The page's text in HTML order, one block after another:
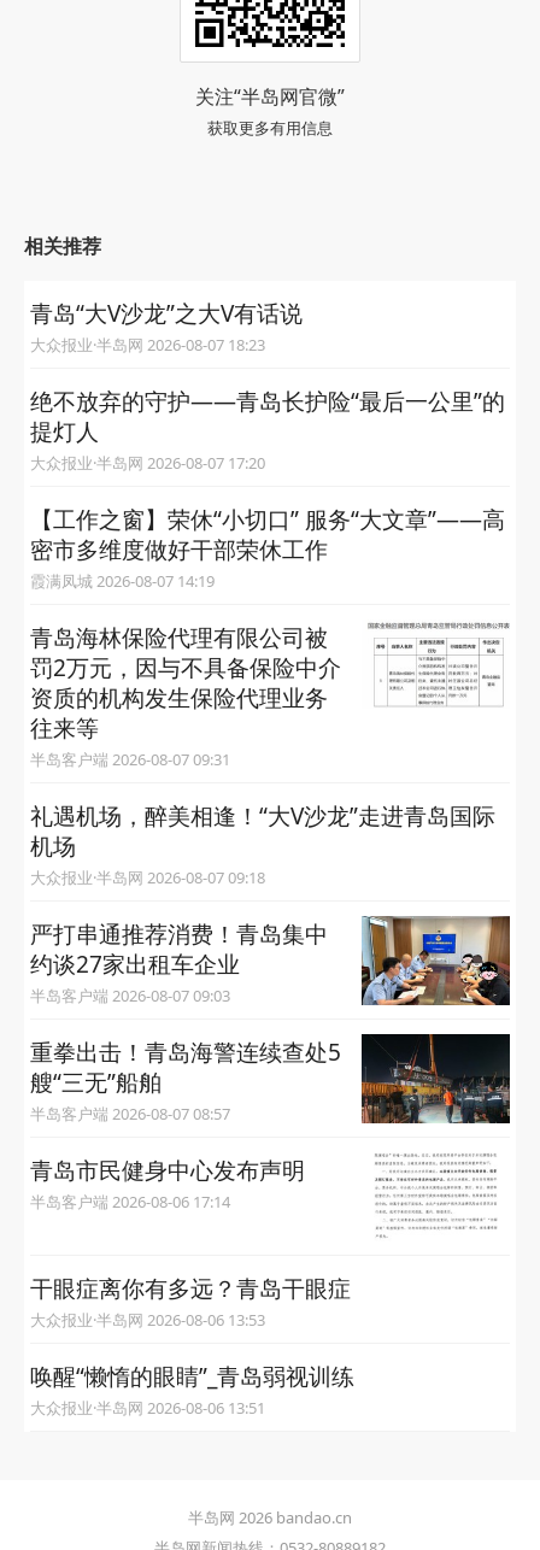
关注“半岛网官微”
获取更多有用信息
相关推荐
青岛“大V沙龙”之大V有话说
大众报业·半岛网 2026-08-07 18:23
绝不放弃的守护——青岛长护险“最后一公里”的
提灯人
大众报业·半岛网 2026-08-07 17:20
【工作之窗】荣休“小切口” 服务“大文章”——高
密市多维度做好干部荣休工作
霞满凤城 2026-08-07 14:19
青岛海林保险代理有限公司被
罚2万元，因与不具备保险中介
资质的机构发生保险代理业务
往来等
半岛客户端 2026-08-07 09:31
礼遇机场，醉美相逢！“大V沙龙”走进青岛国际
机场
大众报业·半岛网 2026-08-07 09:18
严打串通推荐消费！青岛集中
约谈27家出租车企业
半岛客户端 2026-08-07 09:03
重拳出击！青岛海警连续查处5
艘“三无”船舶
半岛客户端 2026-08-07 08:57
青岛市民健身中心发布声明
半岛客户端 2026-08-06 17:14
干眼症离你有多远？青岛干眼症
大众报业·半岛网 2026-08-06 13:53
唤醒“懒惰的眼睛”_青岛弱视训练
大众报业·半岛网 2026-08-06 13:51
半岛网 2026 bandao.cn